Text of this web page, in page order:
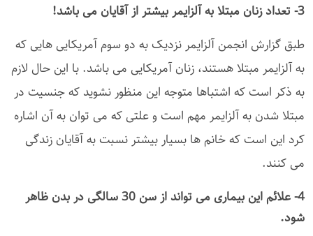
3- تعداد زنان مبتلا به آلزایمر بیشتر از آقایان می باشد!
طبق گزارش انجمن آلزایمر نزدیک به دو سوم آمریکایی هایی که
به آلزایمر مبتلا هستند، زنان آمریکایی می باشد. با این حال لازم
به ذکر است که اشتباها متوجه این منظور نشوید که جنسیت در
مبتلا شدن به آلزایمر مهم است و علتی که می توان به آن اشاره
کرد این است که خانم ها بسیار بیشتر نسبت به آقایان زندگی
می کنند.
4- علائم این بیماری می تواند از سن 30 سالگی در بدن ظاهر
شود.